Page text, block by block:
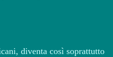
diventa così soprattutto